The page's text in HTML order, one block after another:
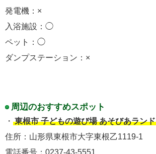
発電機：×
入浴施設：◯
ペット：◯
ダンプステーション：×
周辺のおすすめスポット
・ 東根市 子どもの遊び場 あそびあランド
住所：山形県東根市大字東根乙1119-1
電話番号：0237-43-5551